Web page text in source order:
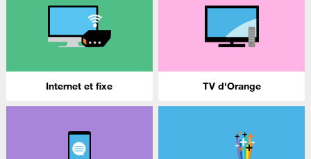
Internet et fixe TV d'Orange